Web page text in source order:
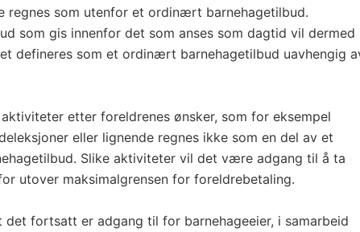
regnes som utenfor et ordinært barnehagetilbud.
som gis innenfor det som anses som dagtid vil dermed
defineres som et ordinært barnehagetilbud uavhengig
etter foreldrenes ønsker, som for eksempel
eller lignende regnes ikke som en del av et
Slike aktiviteter vil det være adgang til å ta
utover maksimalgrensen for foreldrebetaling.
det fortsatt er adgang til for barnehageeier, i samarbeid